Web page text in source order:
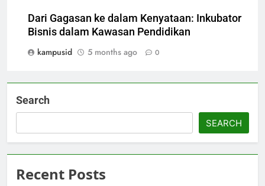
Dari Gagasan ke dalam Kenyataan: Inkubator
Bisnis dalam Kawasan Pendidikan
kampusid
5 months ago 0
Search
SEARCH
Recent Posts